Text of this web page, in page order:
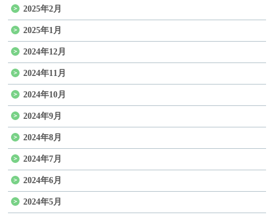
2025年2月
2025年1月
2024年12月
2024年11月
2024年10月
2024年9月
2024年8月
2024年7月
2024年6月
2024年5月